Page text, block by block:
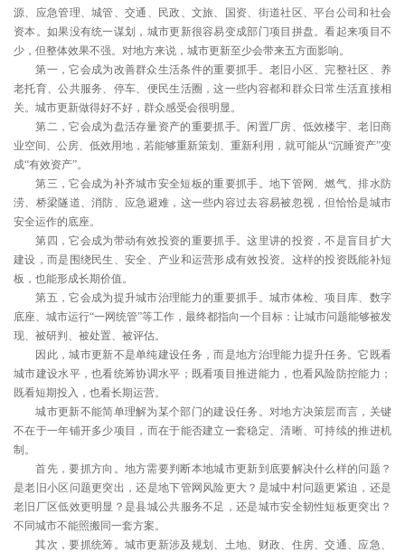
源、应急管理、城管、交通、民政、文旅、国资、街道社区、平台公司和社会
资本。如果没有统一谋划，城市更新很容易变成部门项目拼盘。看起来项目不
少，但整体效果不强。对地方来说，城市更新至少会带来五方面影响。
第一，它会成为改善群众生活条件的重要抓手。老旧小区、完整社区、养
老托育、公共服务、停车、便民生活圈，这一些内容都和群众日常生活直接相
关。城市更新做得好不好，群众感受会很明显。
第二，它会成为盘活存量资产的重要抓手。闲置厂房、低效楼宇、老旧商
业空间、公房、低效用地，若能够重新策划、重新利用，就可能从“沉睡资产”变
成“有效资产”。
第三，它会成为补齐城市安全短板的重要抓手。地下管网、燃气、排水防
涝、桥梁隧道、消防、应急避难，这一些内容过去容易被忽视，但恰恰是城市
安全运作的底座。
第四，它会成为带动有效投资的重要抓手。这里讲的投资，不是盲目扩大
建设，而是围绕民生、安全、产业和运营形成有效投资。这样的投资既能补短
板，也能形成长期价值。
第五，它会成为提升城市治理能力的重要抓手。城市体检、项目库、数字
底座、城市运行“一网统管”等工作，最终都指向一个目标：让城市问题能够被发
现、被研判、被处置、被评估。
因此，城市更新不是单纯建设任务，而是地方治理能力提升任务。它既看
城市建设水平，也看统筹协调水平；既看项目推进能力，也看风险防控能力；
既看短期投入，也看长期运营。
城市更新不能简单理解为某个部门的建设任务。对地方决策层而言，关键
不在于一年铺开多少项目，而在于能否建立一套稳定、清晰、可持续的推进机
制。
首先，要抓方向。地方需要判断本地城市更新到底要解决什么样的问题？
是老旧小区问题更突出，还是地下管网风险更大？是城中村问题更紧迫，还是
老旧厂区低效更明显？是县城公共服务不足，还是城市安全韧性短板更突出？
不同城市不能照搬同一套方案。
其次，要抓统筹。城市更新涉及规划、土地、财政、住房、交通、应急、